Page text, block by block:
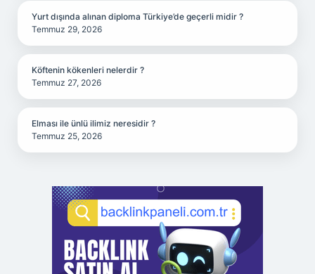
Yurt dışında alınan diploma Türkiye’de geçerli midir ?
Temmuz 29, 2026
Köftenin kökenleri nelerdir ?
Temmuz 27, 2026
Elması ile ünlü ilimiz neresidir ?
Temmuz 25, 2026